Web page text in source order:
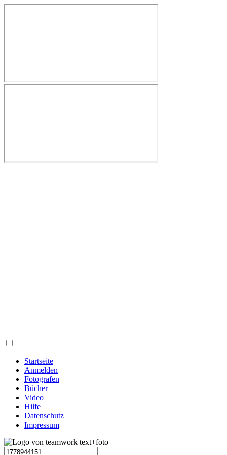
Startseite
Anmelden
Fotografen
Bücher
Video
Hilfe
Datenschutz
Impressum